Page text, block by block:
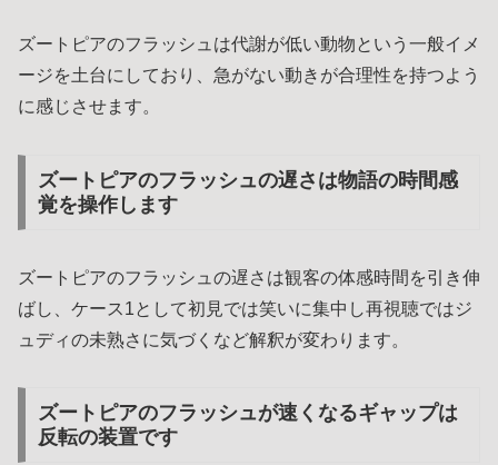
ズートピアのフラッシュは代謝が低い動物という一般イメ
ージを土台にしており、急がない動きが合理性を持つよう
に感じさせます。
ズートピアのフラッシュの遅さは物語の時間感
覚を操作します
ズートピアのフラッシュの遅さは観客の体感時間を引き伸
ばし、ケース1として初見では笑いに集中し再視聴ではジ
ュディの未熟さに気づくなど解釈が変わります。
ズートピアのフラッシュが速くなるギャップは
反転の装置です